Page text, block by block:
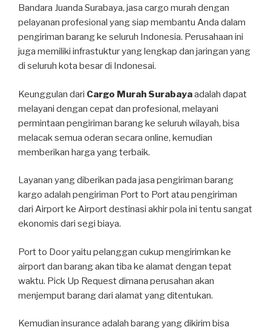
Bandara Juanda Surabaya, jasa cargo murah dengan
pelayanan profesional yang siap membantu Anda dalam
pengiriman barang ke seluruh Indonesia. Perusahaan ini
juga memiliki infrastuktur yang lengkap dan jaringan yang
di seluruh kota besar di Indonesai.
Keunggulan dari Cargo Murah Surabayaadalah dapat
melayani dengan cepat dan profesional, melayani
permintaan pengiriman barang ke seluruh wilayah, bisa
melacak semua oderan secara online, kemudian
memberikan harga yang terbaik.
Layanan yang diberikan pada jasa pengiriman barang
kargo adalah pengiriman Port to Port atau pengiriman
dari Airport ke Airport destinasi akhir pola ini tentu sangat
ekonomis dari segi biaya.
Port to Door yaitu pelanggan cukup mengirimkan ke
airport dan barang akan tiba ke alamat dengan tepat
waktu. Pick Up Request dimana perusahan akan
menjemput barang dari alamat yang ditentukan.
Kemudian insurance adalah barang yang dikirim bisa